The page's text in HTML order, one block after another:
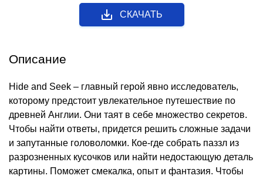
СКАЧАТЬ
Описание
Hide and Seek – главный герой явно исследователь,
которому предстоит увлекательное путешествие по
древней Англии. Они таят в себе множество секретов.
Чтобы найти ответы, придется решить сложные задачи
и запутанные головоломки. Кое-где собрать паззл из
разрозненных кусочков или найти недостающую деталь
картины. Поможет смекалка, опыт и фантазия. Чтобы